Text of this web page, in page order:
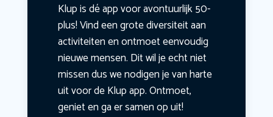
Klup is dé app voor avontuurlijk 50-
plus! Vind een grote diversiteit aan
activiteiten en ontmoet eenvoudig
nieuwe mensen. Dit wil je echt niet
missen dus we nodigen je van harte
uit voor de Klup app. Ontmoet,
geniet en ga er samen op uit!